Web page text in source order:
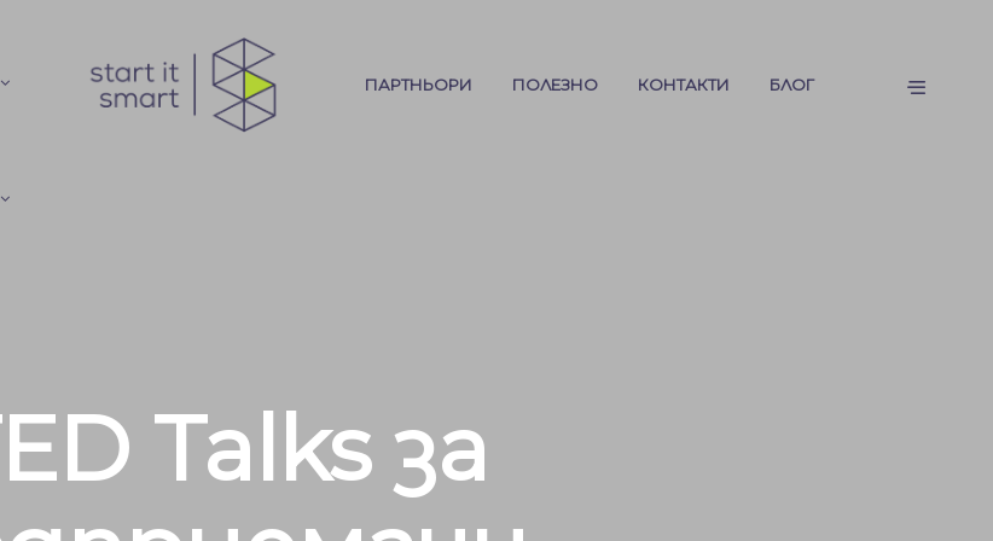
ПАРТНЬОРИ ПОЛЕЗНО КОНТАКТИ БЛОГ
Talks за